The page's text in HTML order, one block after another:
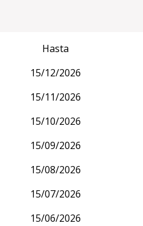
Hasta
15/12/2026
15/11/2026
15/10/2026
15/09/2026
15/08/2026
15/07/2026
15/06/2026